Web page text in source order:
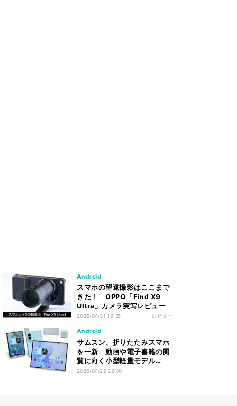
Android
スマホの望遠撮影はここまで
きた！ OPPO「Find X9
Ultra」カメラ実写レビュー
2026/07/31 19:05 レビュー
Android
サムスン、折りたたみスマホ
を一新 動画や電子書籍の閲
覧に向く小型軽量モデル
「Galaxy Z Fold8」が目玉
2026/07/22 22:00